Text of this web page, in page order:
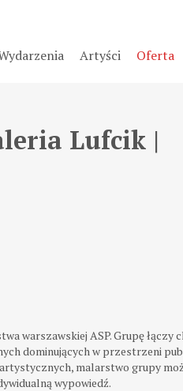
Oferta
Artyści
Lufcik |
warszawskiej ASP. Grupę łączy
dominujących w przestrzeni
malarstwo grupy
wypowiedź.